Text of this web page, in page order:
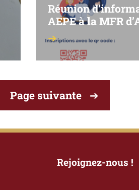
Réunion
AEPE à la MFR
Page suivante
Rejoignez-nous !